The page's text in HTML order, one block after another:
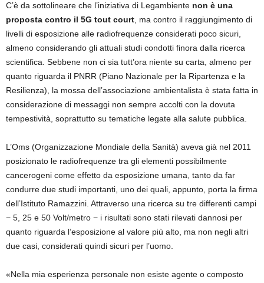
C’è da sottolineare che l’iniziativa di Legambiente non è una
proposta contro il 5G tout court, ma contro il raggiungimento di
livelli di esposizione alle radiofrequenze considerati poco sicuri,
almeno considerando gli attuali studi condotti finora dalla ricerca
scientifica. Sebbene non ci sia tutt’ora niente su carta, almeno per
quanto riguarda il PNRR (Piano Nazionale per la Ripartenza e la
Resilienza), la mossa dell’associazione ambientalista è stata fatta in
considerazione di messaggi non sempre accolti con la dovuta
tempestività, soprattutto su tematiche legate alla salute pubblica.
L’Oms (Organizzazione Mondiale della Sanità) aveva già nel 2011
posizionato le radiofrequenze tra gli elementi possibilmente
cancerogeni come effetto da esposizione umana, tanto da far
condurre due studi importanti, uno dei quali, appunto, porta la firma
dell’Istituto Ramazzini. Attraverso una ricerca su tre differenti campi
− 5, 25 e 50 Volt/metro − i risultati sono stati rilevati dannosi per
quanto riguarda l’esposizione al valore più alto, ma non negli altri
due casi, considerati quindi sicuri per l’uomo.
«Nella mia esperienza personale non esiste agente o composto